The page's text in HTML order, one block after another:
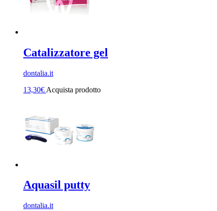
Catalizzatore gel
dontalia.it
13,30€ Acquista prodotto
Aquasil putty
dontalia.it